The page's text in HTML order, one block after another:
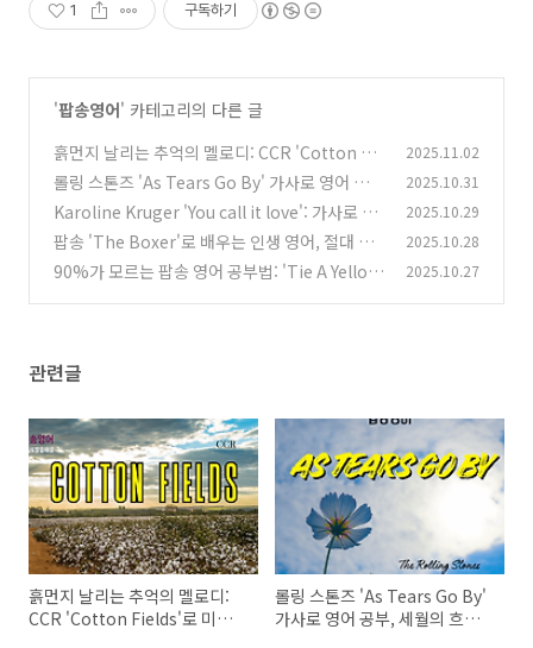
1 구독하기
'팝송영어' 카테고리의 다른 글
흙먼지 날리는 추억의 멜로디: CCR 'Cotton Fie
lds'로 미국 남부 영어 완전 정복! (0)
2025.11.02
롤링 스톤즈 'As Tears Go By' 가사로 영어 공
부, 세월의 흐름 속 영어를 배우다
(1)
2025.10.31
Karoline Kruger 'You call it love': 가사로 파
헤치는 영어 표현과 숨겨진 의미!
(1)
2025.10.29
팝송 'The Boxer'로 배우는 인생 영어, 절대 놓
치지 마세요! (1)
2025.10.28
90%가 모르는 팝송 영어 공부법: 'Tie A Yellow
2025.10.27
관련글
흙먼지 날리는 추억의 멜로디:
CCR 'Cotton Fields'로 미국
롤링 스톤즈 'As Tears Go By'
가사로 영어 공부, 세월의 흐름